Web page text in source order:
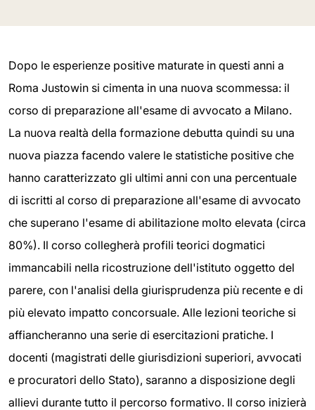
Dopo le esperienze positive maturate in questi anni a
Roma Justowin si cimenta in una nuova scommessa: il
corso di preparazione all'esame di avvocato a Milano.
La nuova realtà della formazione debutta quindi su una
nuova piazza facendo valere le statistiche positive che
hanno caratterizzato gli ultimi anni con una percentuale
di iscritti al corso di preparazione all'esame di avvocato
che superano l'esame di abilitazione molto elevata (circa
80%). Il corso collegherà profili teorici dogmatici
immancabili nella ricostruzione dell'istituto oggetto del
parere, con l'analisi della giurisprudenza più recente e di
più elevato impatto concorsuale. Alle lezioni teoriche si
affiancheranno una serie di esercitazioni pratiche. I
docenti (magistrati delle giurisdizioni superiori, avvocati
e procuratori dello Stato), saranno a disposizione degli
allievi durante tutto il percorso formativo. Il corso inizierà